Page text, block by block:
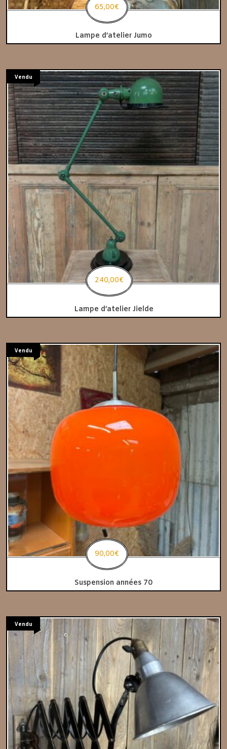
Lampe d’atelier Jumo
65,00€
Vendu
Lampe d’atelier Jielde
240,00€
Vendu
Suspension années 70
90,00€
Vendu